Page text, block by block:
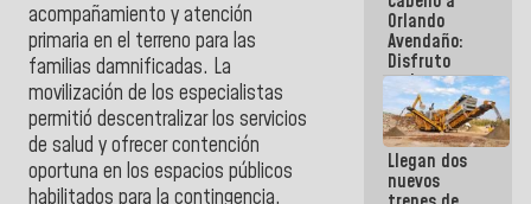
acompañamiento y atención
primaria en el terreno para las
familias damnificadas. La
movilización de los especialistas
permitió descentralizar los servicios
de salud y ofrecer contención
oportuna en los espacios públicos
habilitados para la contingencia.
Orlando
Avendaño:
Disfruto
cada vez
que escribes
porque lo
que haces
es
embarrarla
Llegan dos
nuevos